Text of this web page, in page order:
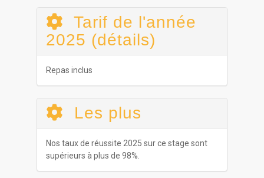
Tarif de l'année
2025 (détails)
Repas inclus
Les plus
Nos taux de réussite 2025 sur ce stage sont
supérieurs à plus de 98%.